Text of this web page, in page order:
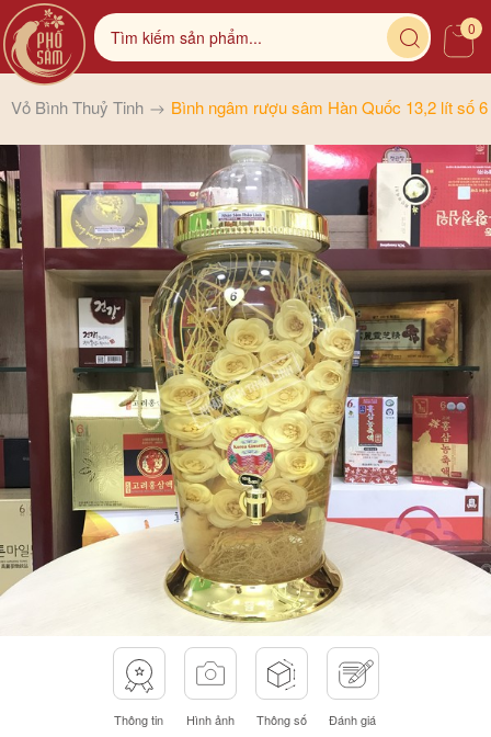
0
Vỏ Bình Thuỷ Tinh Bình ngâm rượu sâm Hàn Quốc 13,2 lít số 6
Thông tin Hình ảnh Thông số Đánh giá